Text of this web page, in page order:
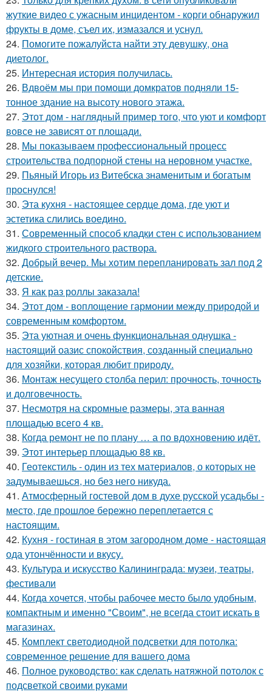
жуткие видео с ужасным инцидентом - корги обнаружил
фрукты в доме, съел их, измазался и уснул.
24. Помогите пожалуйста найти эту девушку, она
диетолог.
25. Интересная история получилась.
26. Вдвоём мы при помощи домкратов подняли 15-
тонное здание на высоту нового этажа.
27. Этот дом - наглядный пример того, что уют и комфорт
вовсе не зависят от площади.
28. Мы показываем профессиональный процесс
строительства подпорной стены на неровном участке.
29. Пьяный Игорь из Витебска знаменитым и богатым
проснулся!
30. Эта кухня - настоящее сердце дома, где уют и
эстетика слились воедино.
31. Современный способ кладки стен с использованием
жидкого строительного раствора.
32. Добрый вечер. Мы хотим перепланировать зал под 2
детские.
33. Я как раз роллы заказала!
34. Этот дом - воплощение гармонии между природой и
современным комфортом.
35. Эта уютная и очень функциональная однушка -
настоящий оазис спокойствия, созданный специально
для хозяйки, которая любит природу.
36. Монтаж несущего столба перил: прочность, точность
и долговечность.
37. Несмотря на скромные размеры, эта ванная
площадью всего 4 кв.
38. Когда ремонт не по плану … а по вдохновению идёт.
39. Этот интерьер площадью 88 кв.
40. Геотекстиль - один из тех материалов, о которых не
задумываешься, но без него никуда.
41. Атмосферный гостевой дом в духе русской усадьбы -
место, где прошлое бережно переплетается с
настоящим.
42. Кухня - гостиная в этом загородном доме - настоящая
ода утончённости и вкусу.
43. Культура и искусство Калининграда: музеи, театры,
фестивали
44. Когда хочется, чтобы рабочее место было удобным,
компактным и именно "Своим", не всегда стоит искать в
магазинах.
45. Комплект светодиодной подсветки для потолка:
современное решение для вашего дома
46. Полное руководство: как сделать натяжной потолок с
подсветкой своими руками